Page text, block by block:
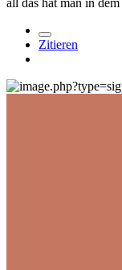
all das hat man in
Zitieren